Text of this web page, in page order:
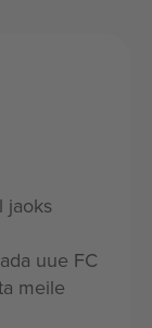
jaoks
uue FC
meile